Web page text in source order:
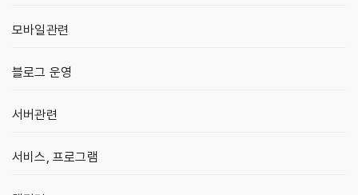
모바일관련
블로그 운영
서버관련
서비스, 프로그램